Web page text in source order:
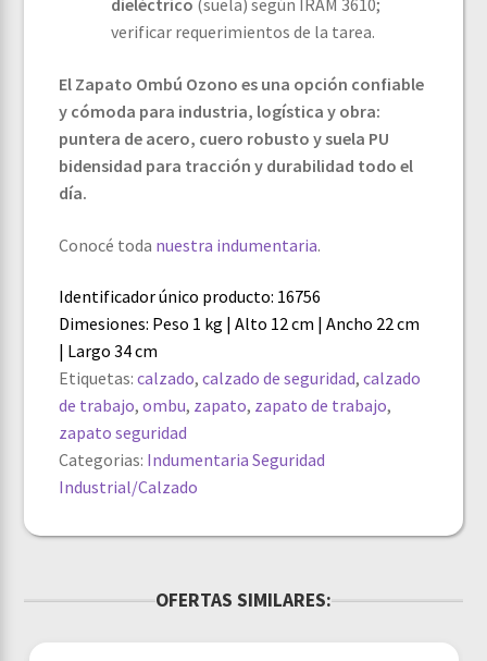
dieléctrico (suela) según IRAM 3610;
verificar requerimientos de la tarea.
El Zapato Ombú Ozono es una opción confiable
y cómoda para industria, logística y obra:
puntera de acero, cuero robusto y suela PU
bidensidad para tracción y durabilidad todo el
día.
Conocé toda nuestra indumentaria.
Identificador único producto: 16756
Dimesiones: Peso 1 kg | Alto 12 cm | Ancho 22 cm
| Largo 34 cm
Etiquetas:calzado,calzado de seguridad,calzado
de trabajo,ombu, zapato, zapato de trabajo,
zapato seguridad
Categorias: Indumentaria Seguridad
Industrial/Calzado
OFERTAS SIMILARES: